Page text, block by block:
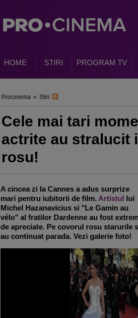
HOME STIRI PROGRAM TV
Procinema » Stiri
Cele mai tari
actrite au stralucit
rosu!
A cincea zi la Cannes a adus surprize
mari pentru iubitorii de film. Artistul lui
Michel Hazanavicius si "Le Gamin au
vélo" al fratilor Dardenne au fost
de apreciate. Pe covorul rosu starurile
au continuat parada. Vezi galerie foto!